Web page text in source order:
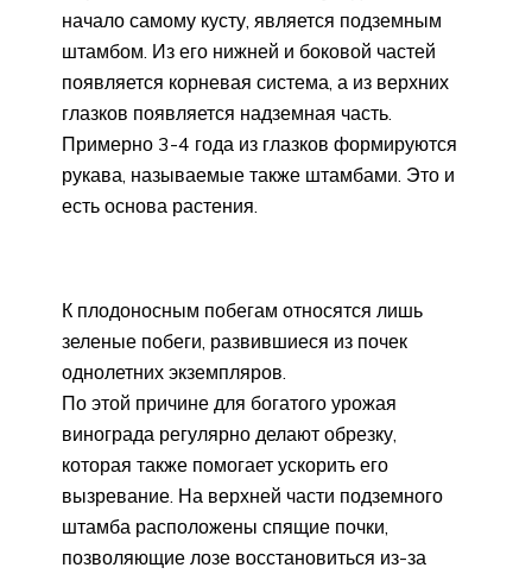
начало самому кусту, является подземным
штамбом. Из его нижней и боковой частей
появляется корневая система, а из верхних
глазков появляется надземная часть.
Примерно 3-4 года из глазков формируются
рукава, называемые также штамбами. Это и
есть основа растения.
К плодоносным побегам относятся лишь
зеленые побеги, развившиеся из почек
однолетних экземпляров.
По этой причине для богатого урожая
винограда регулярно делают обрезку,
которая также помогает ускорить его
вызревание. На верхней части подземного
штамба расположены спящие почки,
позволяющие лозе восстановиться из-за